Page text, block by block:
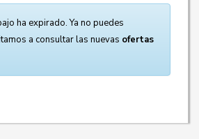
ha expirado. Ya no puedes
a consultar las nuevas ofertas